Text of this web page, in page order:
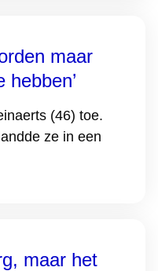
maar
hebben’
(46) toe.
ze in een
maar het